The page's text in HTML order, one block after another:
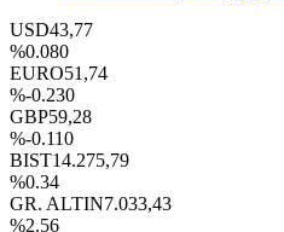
USD43,77
%0.080
EURO51,74
%-0.230
GBP59,28
%-0.110
BIST14.275,79
%0.34
GR. ALTIN7.033,43
%2.56